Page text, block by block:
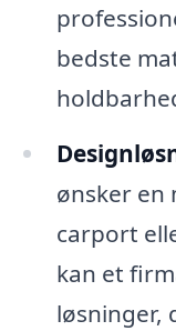
bedste
ønsker en
carport
kan et
løsninger,